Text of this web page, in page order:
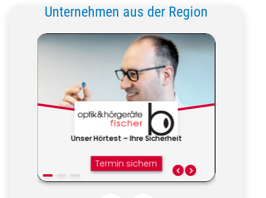
Unternehmen aus der Region